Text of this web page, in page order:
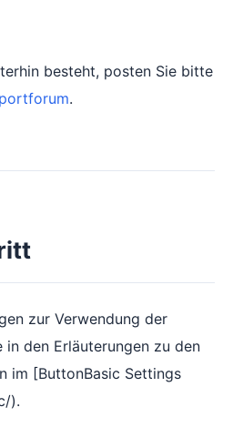
besteht, posten Sie bitte
.
zur Verwendung der
in den Erläuterungen zu den
im [ButtonBasic Settings
).